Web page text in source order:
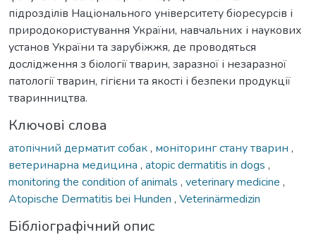
підрозділів Національного університету біоресурсів і
природокористування України, навчальних і наукових
установ України та зарубіжжя, де проводяться
дослідження з біології тварин, заразної і незаразної
патології тварин, гігієни та якості і безпеки продукції
тваринництва.
Ключові слова
атопічний дерматит собак, моніторинг стану тварин ,
ветеринарна медицина , atopic dermatitis in dogs ,
monitoring the condition of animals , veterinary medicine ,
Atopische Dermatitis bei Hunden , Veterinärmedizin
Бібліографічний опис